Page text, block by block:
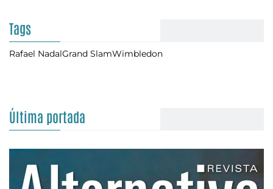
Tags
Rafael NadalGrand SlamWimbledon
Última portada